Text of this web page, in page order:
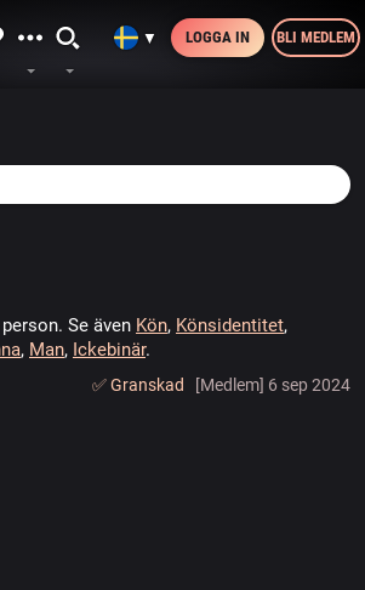
▼ LOGGA IN BLI MEDLEM
Se även Kön, Könsidentitet,
, Man, Ickebinär.
✅️ Granskad [Medlem] 6 sep 2024